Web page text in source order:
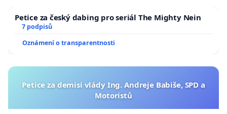
Petice za český dabing pro seriál The Mighty Nein
7 podpisů
Oznámení o transparentnosti
Petice za demisi vlády Ing. Andreje Babiše, SPD a
Motoristů